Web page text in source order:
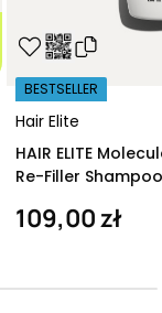
Hair Elite
BESTSELLER
HAIR ELITE
Re-Filler
109,00 zł